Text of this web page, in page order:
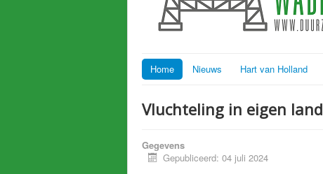
Home Nieuws Hart van Holland
Vluchteling in eigen land
Gegevens
Gepubliceerd: 04 juli 2024